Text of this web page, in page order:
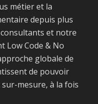
métier et la
depuis plus
consultants et notre
Low Code & No
globale de
de pouvoir
mesure, à la fois